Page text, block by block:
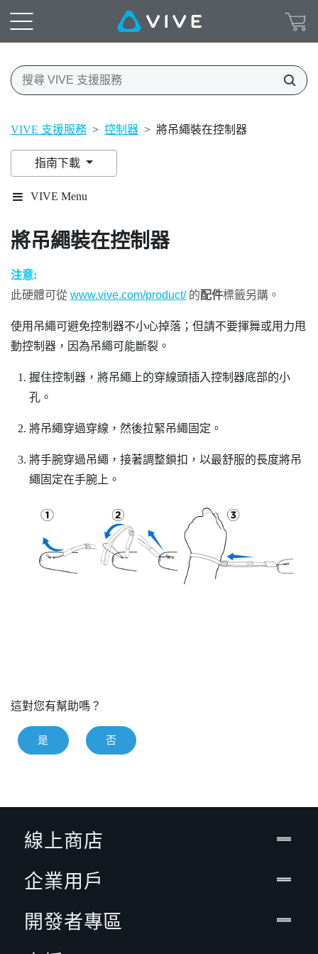
VIVE 支援服務 > 控制器 > 將吊繩裝在控制器
指南下載
VIVE Menu
將吊繩裝在控制器
注意:
此硬體可從 www.vive.com/product/的配件標籤另購。
使用吊繩可避免控制器不小心掉落；但請不要揮舞或用力甩
動控制器，因為吊繩可能斷裂。
握住控制器，將吊繩上的穿線頭插入控制器底部的小
孔。
將吊繩穿過穿線，然後拉緊吊繩固定。
將手腕穿過吊繩，接著調整鎖扣，以最舒服的長度將吊
繩固定在手腕上。
這對您有幫助嗎？
是 否
線上商店
企業用戶
開發者專區